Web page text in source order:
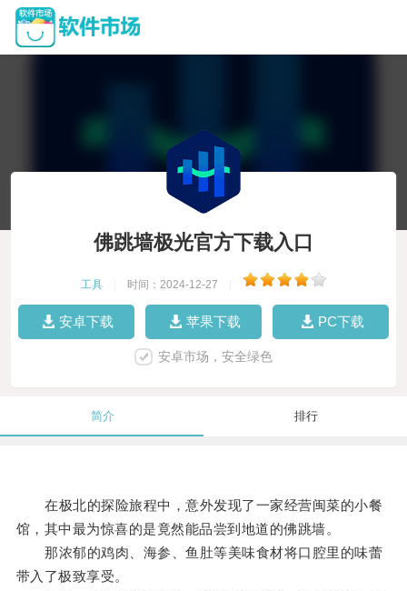
佛跳墙极光官方下载入口
工具 时间：2024-12-27
安卓下载 苹果下载 PC下载
安卓市场，安全绿色
简介 排行
在极北的探险旅程中，意外发现了一家经营闽菜的小餐
馆，其中最为惊喜的是竟然能品尝到地道的佛跳墙。
那浓郁的鸡肉、海参、鱼肚等美味食材将口腔里的味蕾
带入了极致享受。